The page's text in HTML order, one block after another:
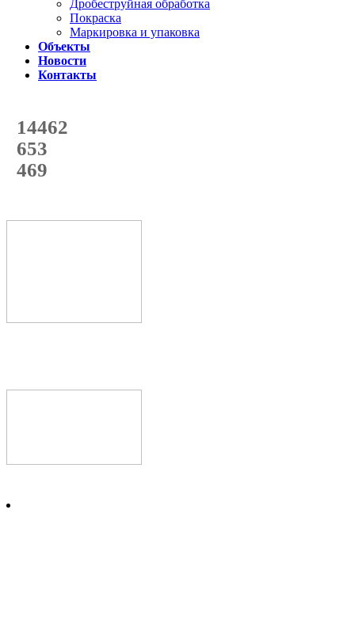
Дробеструйная обработка
Покраска
Маркировка и упаковка
Объекты
Новости
Контакты
14462
с начала года
653
с начала месяца
469
с начала недели